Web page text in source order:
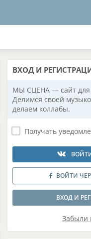
ВХОДИ
МЫ СЦЕНА — сайт для
Делимся своей
делаем коллабы.
Получать
ВОЙТИ
ВХОД И
Забыли